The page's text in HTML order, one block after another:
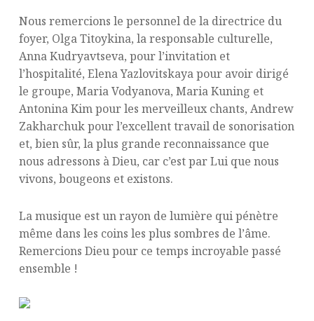
Nous remercions le personnel de la directrice du
foyer, Olga Titoykina, la responsable culturelle,
Anna Kudryavtseva, pour l’invitation et
l’hospitalité, Elena Yazlovitskaya pour avoir dirigé
le groupe, Maria Vodyanova, Maria Kuning et
Antonina Kim pour les merveilleux chants, Andrew
Zakharchuk pour l’excellent travail de sonorisation
et, bien sûr, la plus grande reconnaissance que
nous adressons à Dieu, car c’est par Lui que nous
vivons, bougeons et existons.
La musique est un rayon de lumière qui pénètre
même dans les coins les plus sombres de l’âme.
Remercions Dieu pour ce temps incroyable passé
ensemble !